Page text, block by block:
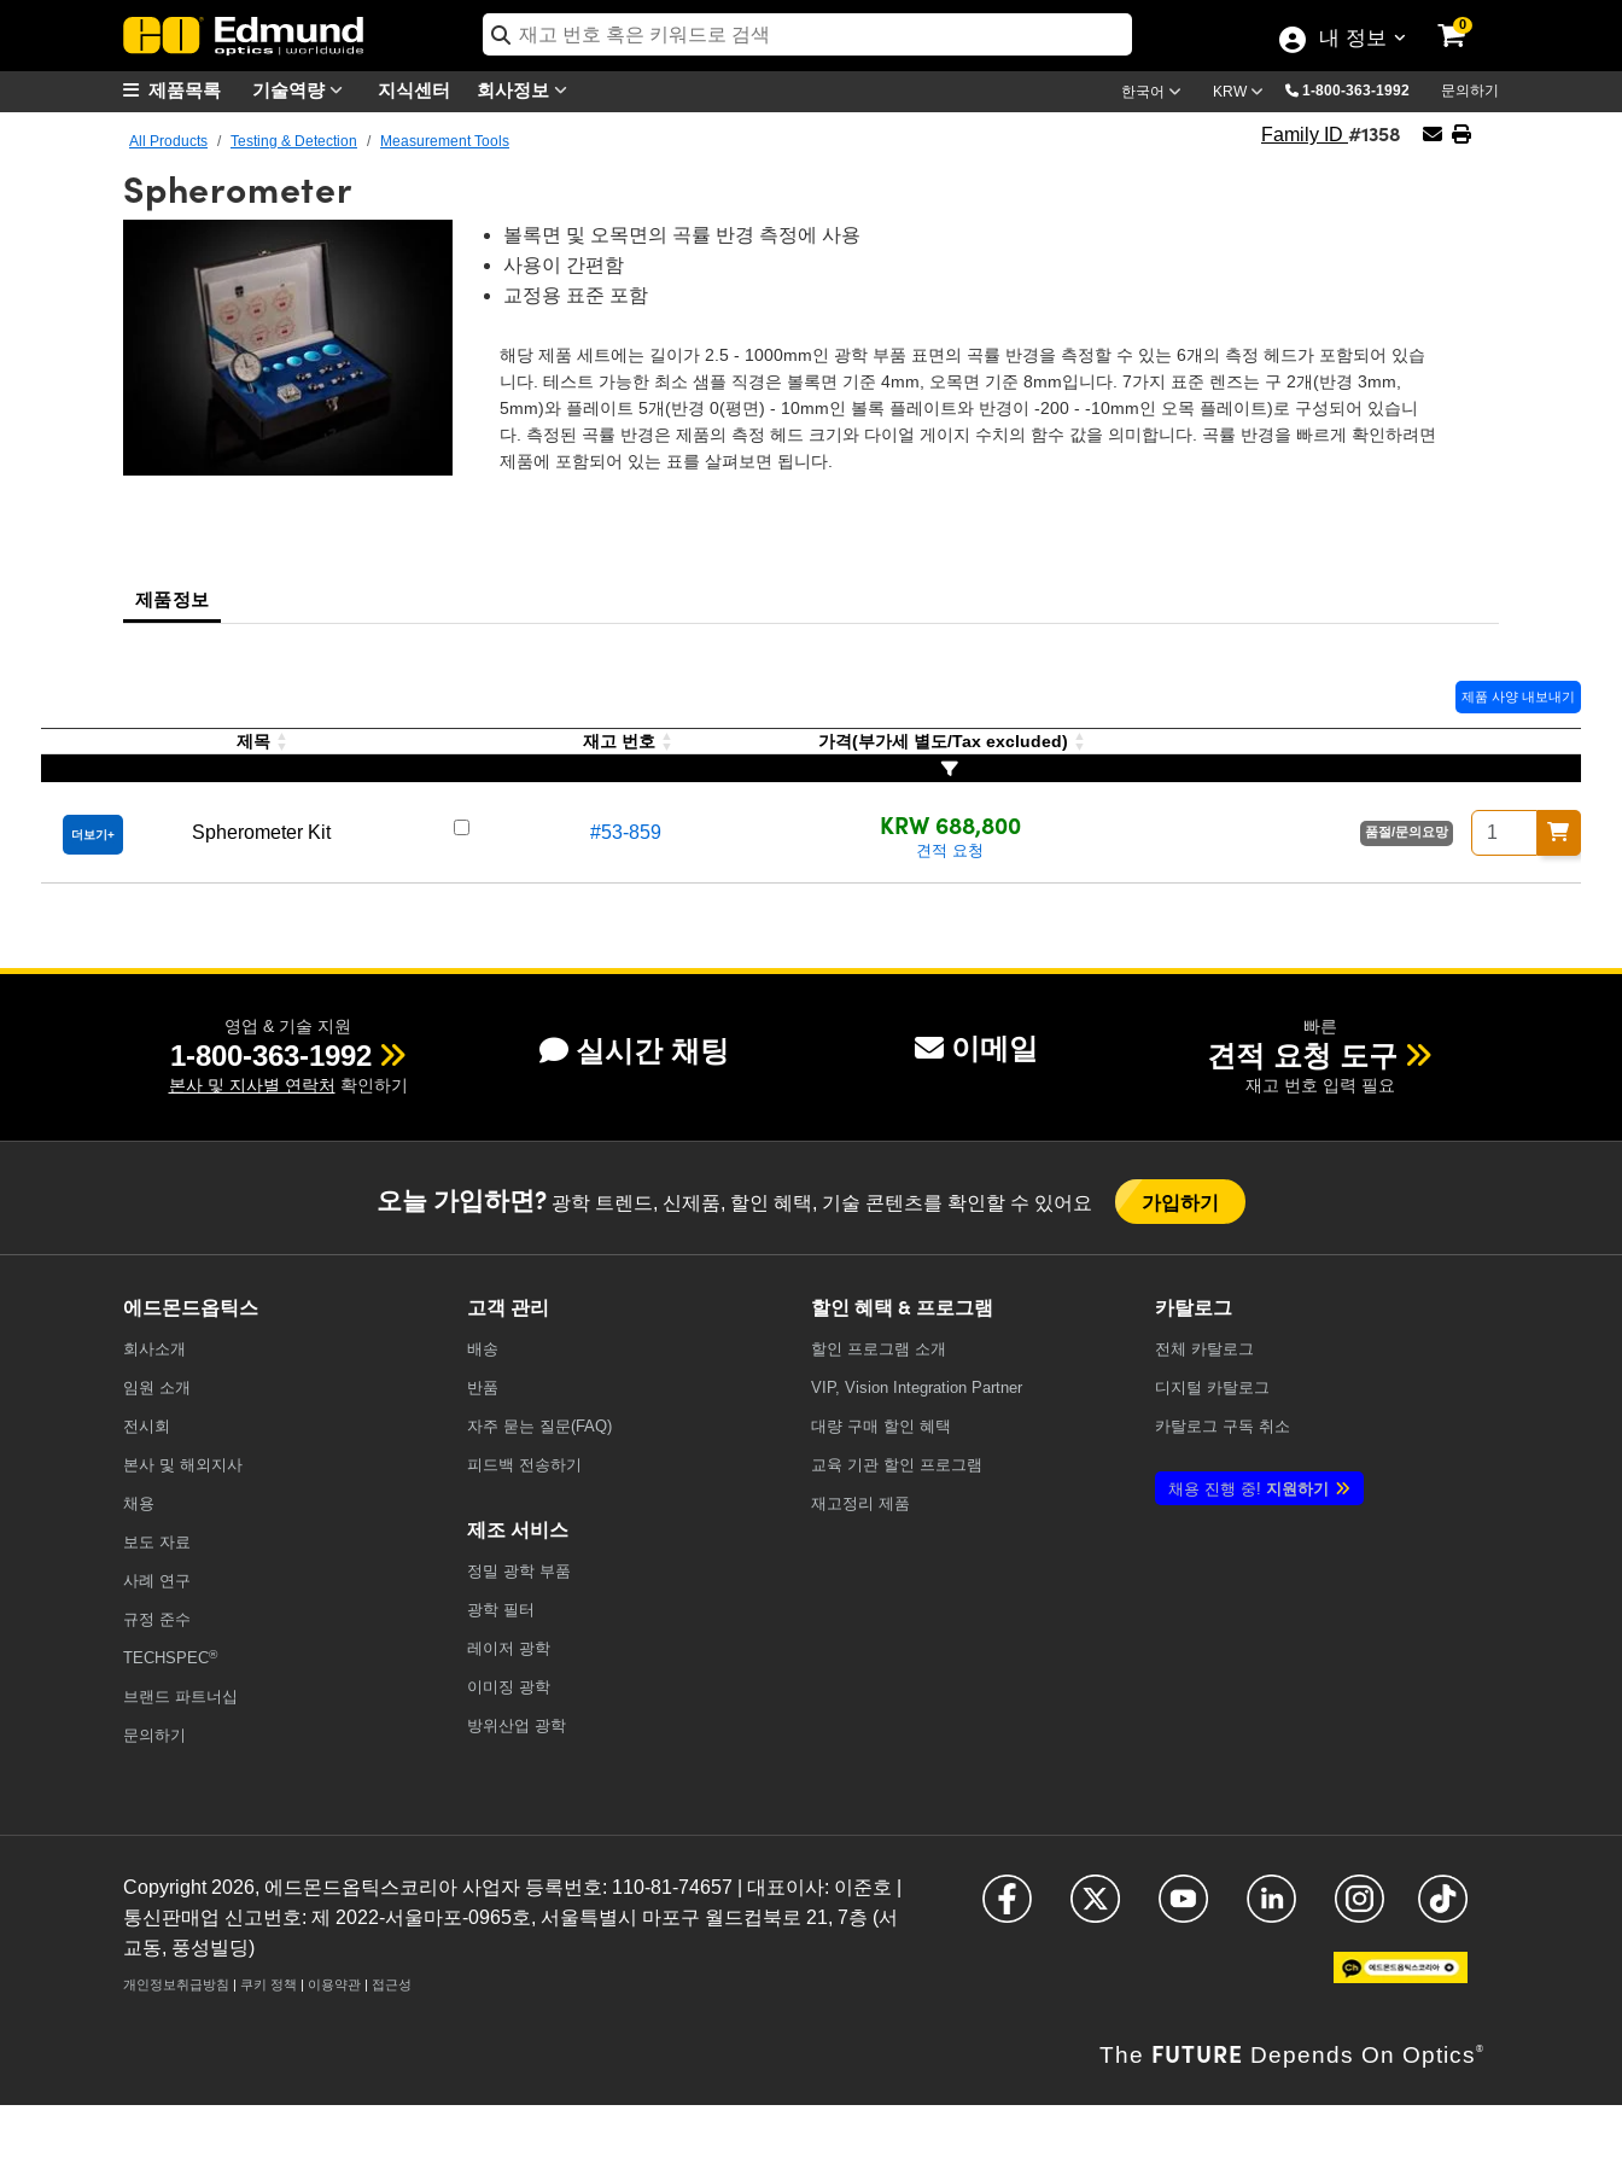
내 정보
0
기술역량 지식센터 회사정보 한국어 KRW 1-800-363-1992 문의하기
제품목록
All Products Testing & Detection Measurement Tools Family ID #1358
Spherometer
볼록면 및 오목면의 곡률 반경 측정에 사용
사용이 간편함
교정용 표준 포함
해당 제품 세트에는 길이가 2.5 - 1000mm인 광학 부품 표면의 곡률 반경을 측정할 수 있는 6개의 측정 헤드가 포함되어 있습
니다. 테스트 가능한 최소 샘플 직경은 볼록면 기준 4mm, 오목면 기준 8mm입니다. 7가지 표준 렌즈는 구 2개(반경 3mm,
5mm)와 플레이트 5개(반경 0(평면) - 10mm인 볼록 플레이트와 반경이 -200 - -10mm인 오목 플레이트)로 구성되어 있습니
다. 측정된 곡률 반경은 제품의 측정 헤드 크기와 다이얼 게이지 수치의 함수 값을 의미합니다. 곡률 반경을 빠르게 확인하려면
제품에 포함되어 있는 표를 살펴보면 됩니다.
제품정보
제품 사양 내보내기
제목 재고 번호 가격(부가세 별도/Tax excluded)
더보기 Spherometer Kit #53-859 KRW 688,800
견적 요청
품절/문의요망
영업 & 기술 지원
1-800-363-1992
본사 및 지사별 연락처 확인하기
실시간 채팅 이메일
빠른
견적 요청 도구
재고 번호 입력 필요
오늘 가입하면?광학 트렌드, 신제품, 할인 혜택, 기술 콘텐츠를 확인할 수 있어요 가입하기
에드몬드옵틱스
회사소개
임원 소개
전시회
본사 및 해외지사
채용
보도 자료
사례 연구
규정 준수
TECHSPEC®
브랜드 파트너십
문의하기
고객 관리
배송
반품
자주 묻는 질문(FAQ)
피드백 전송하기
제조 서비스
정밀 광학 부품
광학 필터
레이저 광학
이미징 광학
방위산업 광학
할인 혜택 & 프로그램
할인 프로그램 소개
VIP, Vision Integration Partner
대량 구매 할인 혜택
교육 기관 할인 프로그램
재고정리 제품
카탈로그
전체 카탈로그
디지털 카탈로그
카탈로그 구독 취소
채용 진행 중! 지원하기
Copyright2026, 에드몬드옵틱스코리아 사업자 등록번호: 110-81-74657 | 대표이사: 이준호 |
통신판매업 신고번호: 제 2022-서울마포-0965호, 서울특별시 마포구 월드컵북로 21, 7층 (서
교동, 풍성빌딩)
개인정보취급방침 쿠키 정책 이용약관 접근성
The FUTURE Depends On Optics ®